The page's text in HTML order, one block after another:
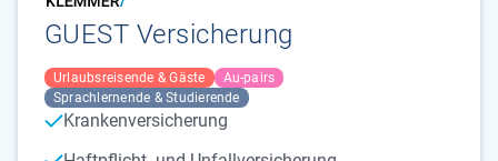
GUEST Versicherung
Urlaubsreisende & Gäste
Au-pairs
Sprachlernende & Studierende
Krankenversicherung